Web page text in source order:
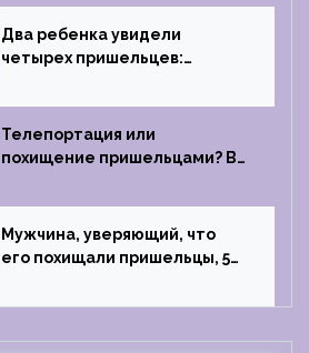
Два ребенка увидели
четырех пришельцев:
1967 году
Телепортация или
похищение пришельцами? В
случай произошел с семьей
из Аргентины
Мужчина, уверяющий, что
его похищали пришельцы, 5
тест на детекторе лжи